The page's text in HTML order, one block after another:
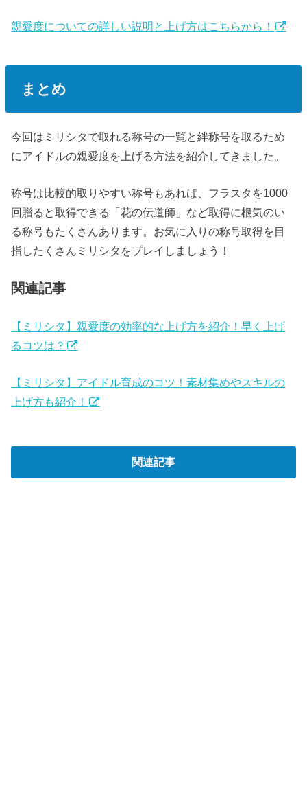
親愛度についての詳しい説明と上げ方はこちらから！
まとめ
今回はミリシタで取れる称号の一覧と絆称号を取るため
にアイドルの親愛度を上げる方法を紹介してきました。
称号は比較的取りやすい称号もあれば、フラスタを1000
回贈ると取得できる「花の伝道師」など取得に根気のい
る称号もたくさんあります。お気に入りの称号取得を目
指したくさんミリシタをプレイしましょう！
関連記事
【ミリシタ】親愛度の効率的な上げ方を紹介！早く上げ
るコツは？
【ミリシタ】アイドル育成のコツ！素材集めやスキルの
上げ方も紹介！
関連記事